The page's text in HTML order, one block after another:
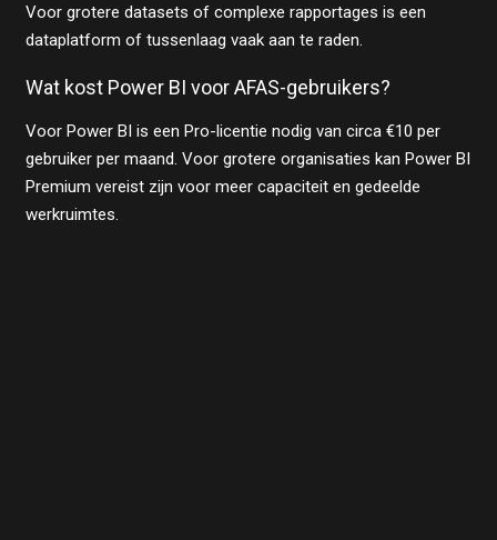
Voor grotere datasets of complexe rapportages is een
dataplatform of tussenlaag vaak aan te raden.
Wat kost Power BI voor AFAS-gebruikers?
Voor Power BI is een Pro-licentie nodig van circa €10 per
gebruiker per maand. Voor grotere organisaties kan Power BI
Premium vereist zijn voor meer capaciteit en gedeelde
werkruimtes.